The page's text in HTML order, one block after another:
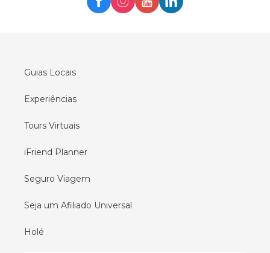
Guias Locais
Experiências
Tours Virtuais
iFriend Planner
Seguro Viagem
Seja um Afiliado Universal
Holé